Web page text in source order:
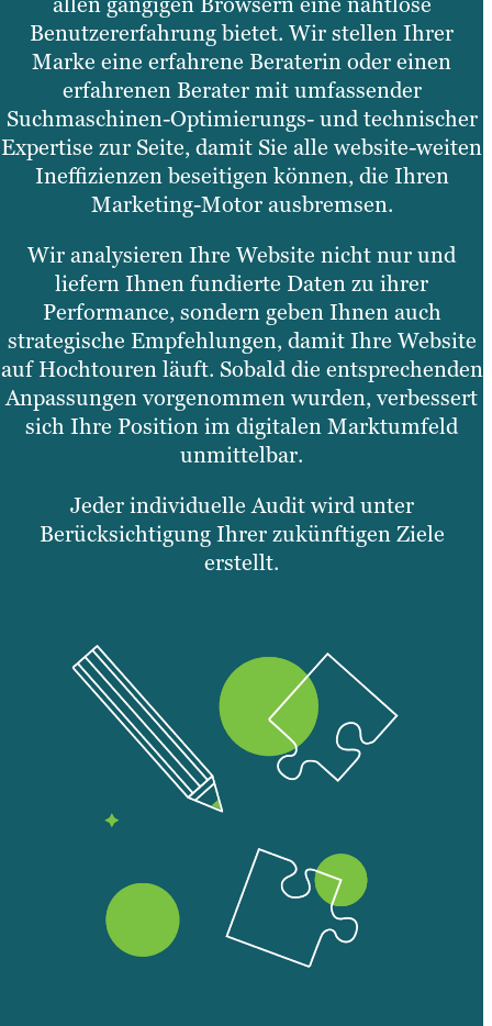
Benutzererfahrung bietet. Wir stellen Ihrer
Marke eine erfahrene Beraterin oder einen
erfahrenen Berater mit umfassender
Suchmaschinen-Optimierungs- und technischer
Expertise zur Seite, damit Sie alle website-weiten
Ineffizienzen beseitigen können, die Ihren
Marketing-Motor ausbremsen.
Wir analysieren Ihre Website nicht nur und
liefern Ihnen fundierte Daten zu ihrer
Performance, sondern geben Ihnen auch
strategische Empfehlungen, damit Ihre Website
auf Hochtouren läuft. Sobald die entsprechenden
Anpassungen vorgenommen wurden, verbessert
sich Ihre Position im digitalen Marktumfeld
unmittelbar.
Jeder individuelle Audit wird unter
Berücksichtigung Ihrer zukünftigen Ziele
erstellt.